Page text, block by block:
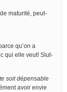
maturité, peut-
qu’on a
qui elle veut! Slut-
soit dépensable
avoir envie